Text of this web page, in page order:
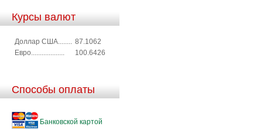
Курсы валют
Доллар США........ 87.1062
Евро...................
100.6426
Способы оплаты
Банковской картой